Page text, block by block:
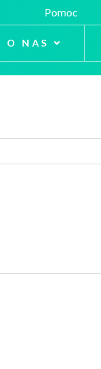
Pomoc
O NAS